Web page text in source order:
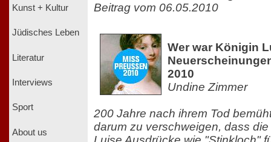
Kunst + Kultur
Jüdisches Leben
Literatur
Interviews
Sport
About us
Beitrag vom 06.05.2010
Wer war Königin
2010
Undine Zimmer
200 Jahre nach ihrem Tod
darum zu verschweigen, dass